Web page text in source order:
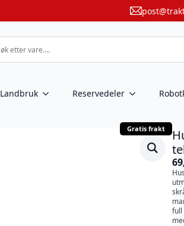
Landbruk Reservedeler
Gratis frakt
full